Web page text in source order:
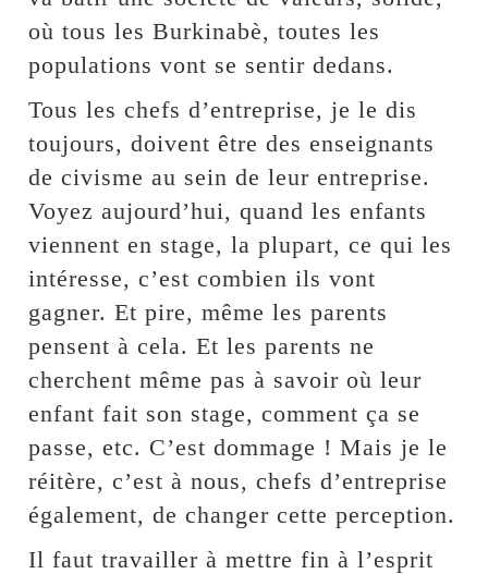
où tous les Burkinabè, toutes les
populations vont se sentir dedans.
Tous les chefs d’entreprise, je le dis
toujours, doivent être des enseignants
de civisme au sein de leur entreprise.
Voyez aujourd’hui, quand les enfants
viennent en stage, la plupart, ce qui les
intéresse, c’est combien ils vont
gagner. Et pire, même les parents
pensent à cela. Et les parents ne
cherchent même pas à savoir où leur
enfant fait son stage, comment ça se
passe, etc. C’est dommage ! Mais je le
réitère, c’est à nous, chefs d’entreprise
également, de changer cette perception.
Il faut travailler à mettre fin à l’esprit